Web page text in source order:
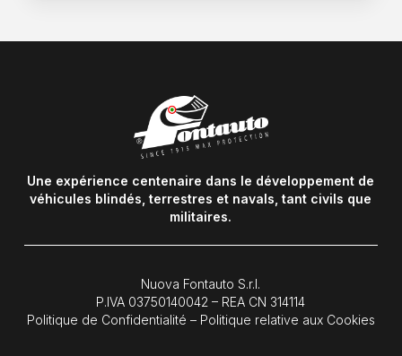
Une expérience centenaire dans le développement de
véhicules blindés, terrestres et navals, tant civils que
militaires.
Nuova Fontauto S.r.l.
P.IVA 03750140042 – REA CN 314114
Politique de Confidentialité – Politique relative aux Cookies